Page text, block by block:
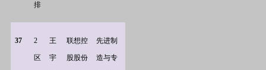
排
37 2
区
王
宇
联想控
股股份
先进制
造与专